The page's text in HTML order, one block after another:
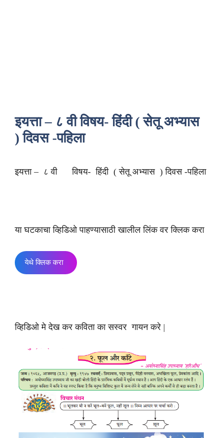
इयत्ता – ८ वी विषय- हिंदी ( सेतू अभ्यास
) दिवस -पहिला
इयत्ता – ८ वी विषय- हिंदी ( सेतू अभ्यास ) दिवस -पहिला
या घटकाचा व्हिडिओ पाहण्यासाठी खालील लिंक वर क्लिक करा
येथे क्लिक करा
व्हिडिओ मे देख कर कविता का सस्वर गायन करे |